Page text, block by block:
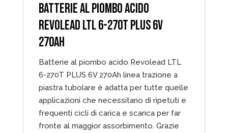
BATTERIE AL PIOMBO ACIDO
REVOLEAD LTL 6-270T PLUS 6V
270AH
Batterie al piombo acido Revolead LTL
6-270T PLUS 6V 270Ah linea trazione a
piastra tubolare è adatta per tutte quelle
applicazioni che necessitano di ripetuti e
frequenti cicli di carica e scarica per far
fronte al maggior assorbimento. Grazie